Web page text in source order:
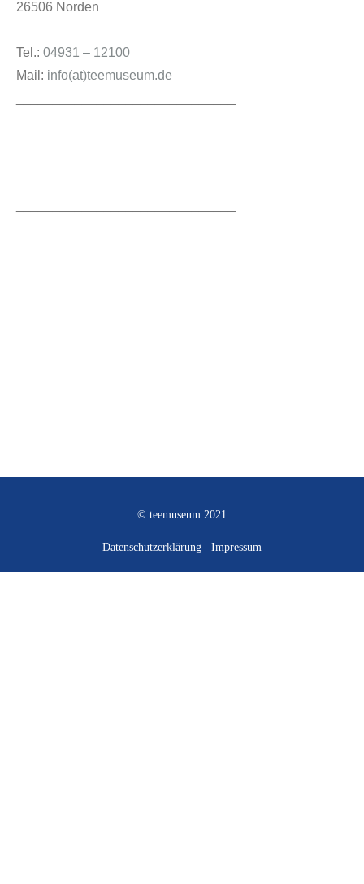
26506 Norden
Tel.: 04931 – 12100
Mail: info(at)teemuseum.de
© teemuseum 2021
Datenschutzerklärung Impressum